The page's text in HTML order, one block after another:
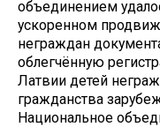
объединением
ускоренном
неграждан
облегчённую
Латвии детей
гражданства
Национальное